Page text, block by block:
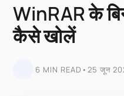
WinRAR के
कैसे खोलें
6 MIN READ • 25 जून